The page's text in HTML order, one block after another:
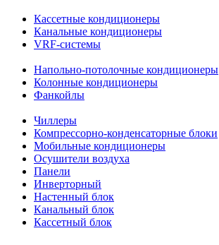
Кассетные кондиционеры
Канальные кондиционеры
VRF-системы
Напольно-потолочные кондиционеры
Колонные кондиционеры
Фанкойлы
Чиллеры
Компрессорно-конденсаторные блоки
Мобильные кондиционеры
Осушители воздуха
Панели
Инверторный
Настенный блок
Канальный блок
Кассетный блок